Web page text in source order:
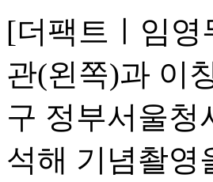
[더팩트ㅣ임영
관(왼쪽)과 이
구 정부서울청
석해 기념촬영